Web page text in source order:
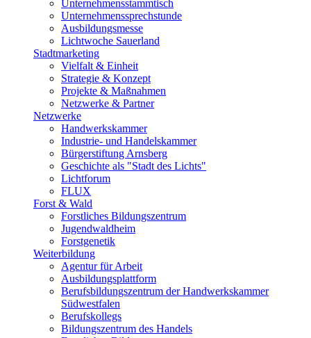
Unternehmensstammtisch
Unternehmenssprechstunde
Ausbildungsmesse
Lichtwoche Sauerland
Stadtmarketing
Vielfalt & Einheit
Strategie & Konzept
Projekte & Maßnahmen
Netzwerke & Partner
Netzwerke
Handwerkskammer
Industrie- und Handelskammer
Bürgerstiftung Arnsberg
Geschichte als "Stadt des Lichts"
Lichtforum
FLUX
Forst & Wald
Forstliches Bildungszentrum
Jugendwaldheim
Forstgenetik
Weiterbildung
Agentur für Arbeit
Ausbildungsplattform
Berufsbildungszentrum der Handwerkskammer
Südwestfalen
Berufskollegs
Bildungszentrum des Handels